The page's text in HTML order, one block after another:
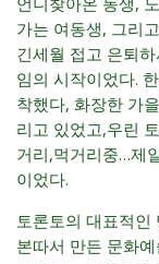
가는 여동생, 그리
긴세월 접고 은퇴
임의 시작이었다.
착했다, 화장한 가
리고 있었고,우린
거리,먹거리중…제
이었다.
토론토의 대표적인
본따서 만든 문화